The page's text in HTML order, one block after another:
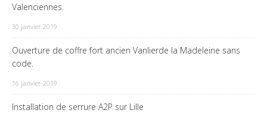
Valenciennes.
30 janvier 2019
Ouverture de coffre fort ancien Vanlierde la Madeleine sans
code.
16 janvier 2019
Installation de serrure A2P sur Lille